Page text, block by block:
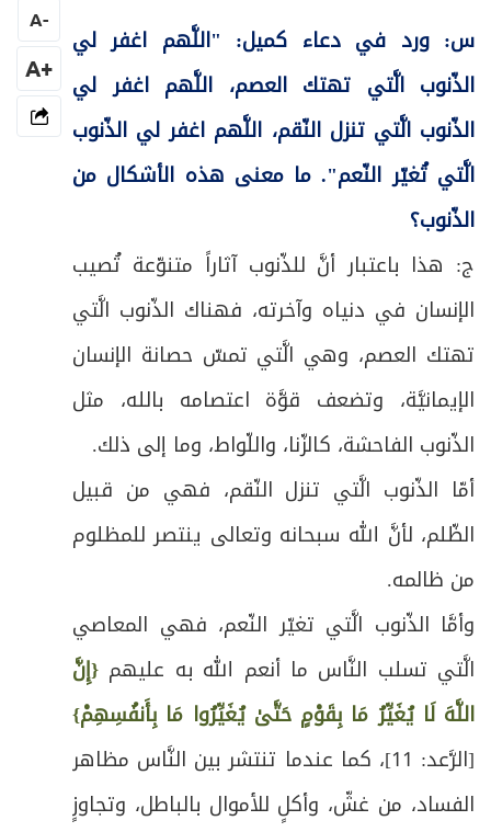
س: ورد في دعاء كميل: "اللَّهم اغفر لي
الذّنوب الَّتي تهتك العصم، اللَّهم اغفر لي
الذّنوب الَّتي تنزل النّقم، اللَّهم اغفر لي الذّنوب
الَّتي تُغيّر النّعم". ما معنى هذه الأشكال من
الذّنوب؟
ج: هذا باعتبار أنَّ للذّنوب آثاراً متنوّعة تُصيب
الإنسان في دنياه وآخرته، فهناك الذّنوب الَّتي
تهتك العصم، وهي الَّتي تمسّ حصانة الإنسان
الإيمانيَّة، وتضعف قوَّة اعتصامه بالله، مثل
الذّنوب الفاحشة، كالزّنا، واللّواط، وما إلى ذلك.
أمّا الذّنوب الَّتي تنزل النّقم، فهي من قبيل
الظّلم، لأنَّ الله سبحانه وتعالى ينتصر للمظلوم
من ظالمه.
وأمَّا الذّنوب الَّتي تغيّر النّعم، فهي المعاصي
الَّتي تسلب النَّاس ما أنعم الله به عليهم {إِنَّ
اللَّهَ لَا يُغَيِّرُ مَا بِقَوْمٍ حَتَّىٰ يُغَيِّرُوا مَا بِأَنفُسِهِمْ}
[الرَّعد: 11]، كما عندما تنتشر بين النَّاس مظاهر
الفساد، من غشّ، وأكلٍ للأموال بالباطل، وتجاوزٍ
-
A
+A